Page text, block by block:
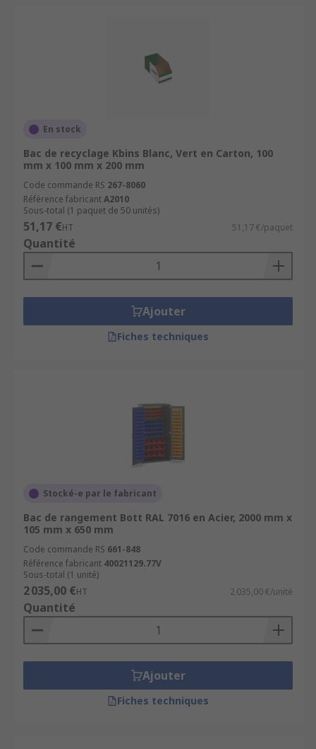
En stock
Bac de recyclage Kbins Blanc, Vert en Carton, 100
mm x 100 mm x 200 mm
Code commande RS 267-8060
Référence fabricantA2010
Sous-total (1 paquet de 50 unités)
51,17 €HT 51,17 €/paquet
Quantité
Ajouter
Fiches techniques
Stocké-e par le fabricant
Bac de rangement Bott RAL 7016 en Acier, 2000 mm x
105 mm x 650 mm
Code commande RS 661-848
Référence fabricant 40021129.77V
Sous-total (1 unité)
2 035,00 €HT 2 035,00 €/unité
Quantité
Ajouter
Fiches techniques